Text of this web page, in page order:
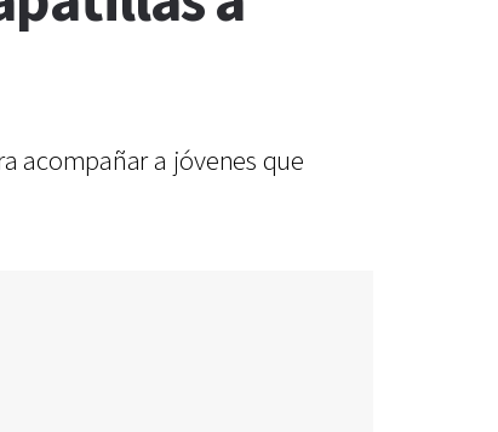
acompañar a jóvenes que